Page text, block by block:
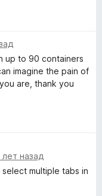
up to 90 containers
imagine the pain of
are, thank you
лет назад
multiple tabs in